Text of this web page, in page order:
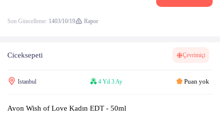
Son Güncelleme: 1403/10/19 Rapor
Ciceksepeti Çevrimiçi
Istanbul 4 Yıl 3 Ay Puan yok
Avon Wish of Love Kadın EDT - 50ml